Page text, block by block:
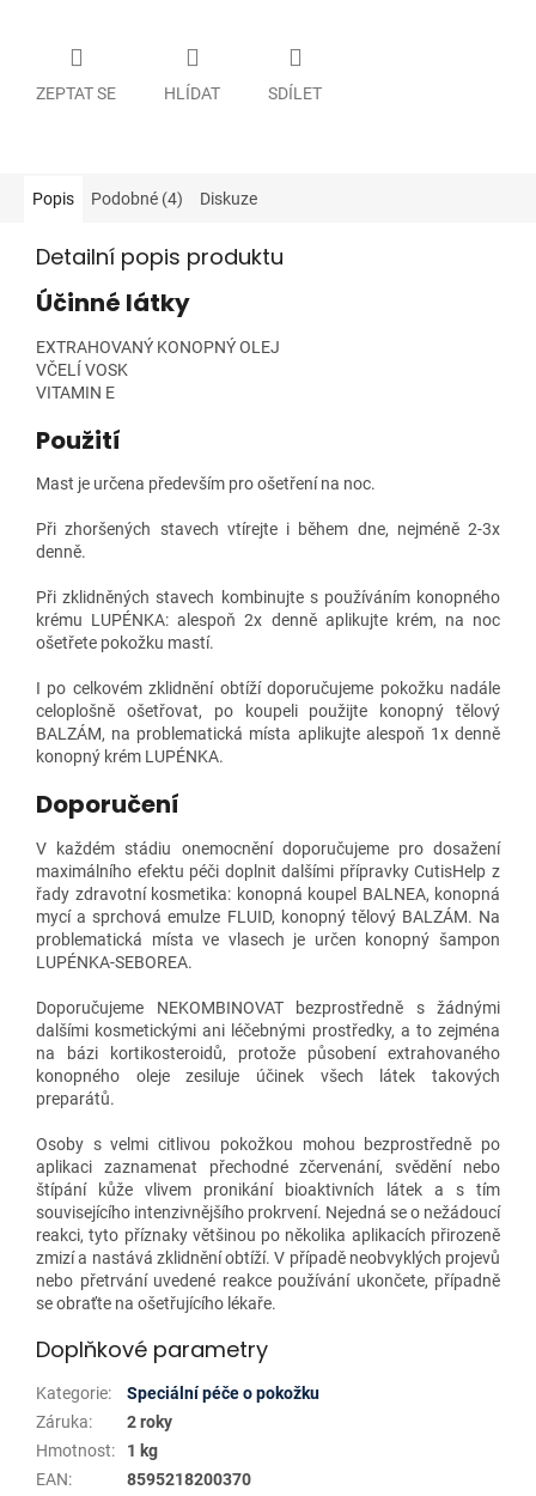
ZEPTAT SE HLÍDAT SDÍLET
Popis Podobné (4) Diskuze
Detailní popis produktu
Účinné látky
EXTRAHOVANÝ KONOPNÝ OLEJ
VČELÍ VOSK
VITAMIN E
Použití
Mast je určena především pro ošetření na noc.
Při zhoršených stavech vtírejte i během dne, nejméně 2-3x
denně.
Při zklidněných stavech kombinujte s používáním konopného
krému LUPÉNKA: alespoň 2x denně aplikujte krém, na noc
ošetřete pokožku mastí.
I po celkovém zklidnění obtíží doporučujeme pokožku nadále
celoplošně ošetřovat, po koupeli použijte konopný tělový
BALZÁM, na problematická místa aplikujte alespoň 1x denně
konopný krém LUPÉNKA.
Doporučení
V každém stádiu onemocnění doporučujeme pro dosažení
maximálního efektu péči doplnit dalšími přípravky CutisHelp z
řady zdravotní kosmetika: konopná koupel BALNEA, konopná
mycí a sprchová emulze FLUID, konopný tělový BALZÁM. Na
problematická místa ve vlasech je určen konopný šampon
LUPÉNKA-SEBOREA.
Doporučujeme NEKOMBINOVAT bezprostředně s žádnými
dalšími kosmetickými ani léčebnými prostředky, a to zejména
na bázi kortikosteroidů, protože působení extrahovaného
konopného oleje zesiluje účinek všech látek takových
preparátů.
Osoby s velmi citlivou pokožkou mohou bezprostředně po
aplikaci zaznamenat přechodné zčervenání, svědění nebo
štípání kůže vlivem pronikání bioaktivních látek a s tím
souvisejícího intenzivnějšího prokrvení. Nejedná se o nežádoucí
reakci, tyto příznaky většinou po několika aplikacích přirozeně
zmizí a nastává zklidnění obtíží. V případě neobvyklých projevů
nebo přetrvání uvedené reakce používání ukončete, případně
se obraťte na ošetřujícího lékaře.
Doplňkové parametry
Kategorie:
Speciální péče o pokožku
Záruka:
2 roky
Hmotnost:
1 kg
EAN:
8595218200370